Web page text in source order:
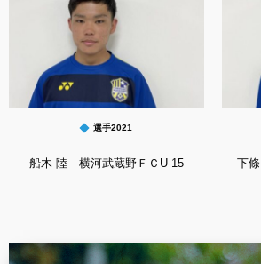
選手2021
船木 陸 横河武蔵野ＦＣU-15 下